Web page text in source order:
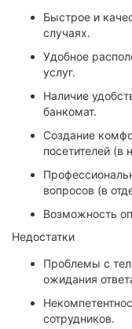
Луцк
Ужгород
Быстрое и
случаях.
Удобное
услуг.
Наличие
банкомат.
Создание
посетителей (в
вопросов (в
Возможность
Недостатки
Проблемы с
ожидания
сотрудников.